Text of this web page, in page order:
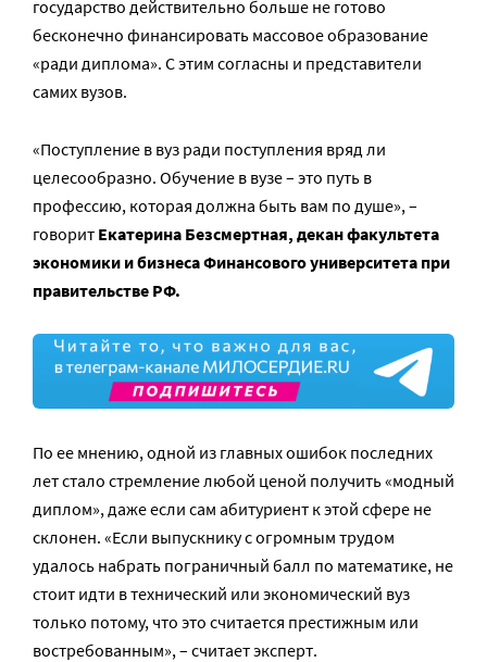
государство действительно больше не готово
бесконечно финансировать массовое образование
«ради диплома». С этим согласны и представители
самих вузов.
«Поступление в вуз ради поступления вряд ли
целесообразно. Обучение в вузе – это путь в
профессию, которая должна быть вам по душе», –
говорит Екатерина Безсмертная, декан факультета
экономики и бизнеса Финансового университета при
правительстве РФ.
По ее мнению, одной из главных ошибок последних
лет стало стремление любой ценой получить «модный
диплом», даже если сам абитуриент к этой сфере не
склонен. «Если выпускнику с огромным трудом
удалось набрать пограничный балл по математике, не
стоит идти в технический или экономический вуз
только потому, что это считается престижным или
востребованным», – считает эксперт.